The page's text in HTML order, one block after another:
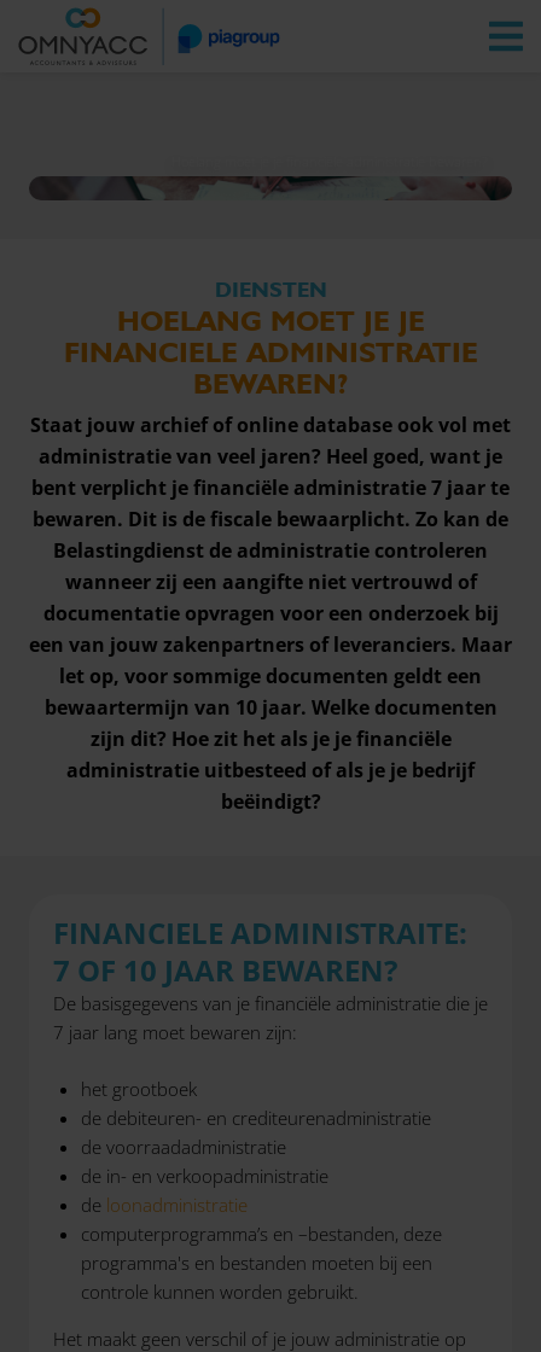
Vestigingen Zoeken
DIENSTEN
HOELANG MOET JE JE
FINANCIELE ADMINISTRATIE
BEWAREN?
Staat jouw archief of online database ook vol met
administratie van veel jaren? Heel goed, want je
bent verplicht je financiële administratie 7 jaar te
bewaren. Dit is de fiscale bewaarplicht. Zo kan de
Belastingdienst de administratie controleren
wanneer zij een aangifte niet vertrouwd of
documentatie opvragen voor een onderzoek bij
een van jouw zakenpartners of leveranciers. Maar
let op, voor sommige documenten geldt een
bewaartermijn van 10 jaar. Welke documenten
zijn dit? Hoe zit het als je jefinanciële
administratie uitbesteed ofals je je bedrijf
beëindigt?
FINANCIELE ADMINISTRAITE:
7 OF 10 JAAR BEWAREN?
De basisgegevens van je financiële administratie die je
7 jaar lang moet bewaren zijn:
het grootboek
de debiteuren- en crediteurenadministratie
de voorraadadministratie
de in- en verkoopadministratie
de loonadministratie
computerprogramma’s en –bestanden, deze
programma's en bestanden moeten bij een
controle kunnen worden gebruikt.
Het maakt geen verschil of je jouw administratie op